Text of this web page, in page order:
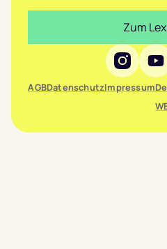
AGBDatenschutzImpressum
Zum